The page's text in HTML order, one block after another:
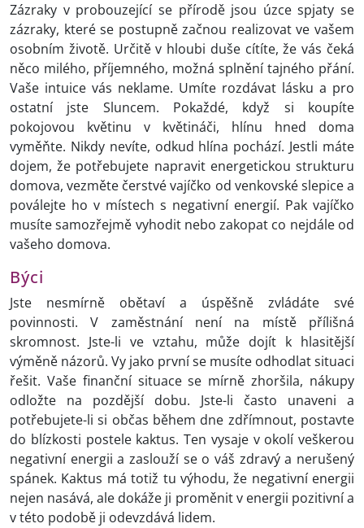
Zázraky v probouzející se přírodě jsou úzce spjaty se
zázraky, které se postupně začnou realizovat ve vašem
osobním životě. Určitě v hloubi duše cítíte, že vás čeká
něco milého, příjemného, možná splnění tajného přání.
Vaše intuice vás neklame. Umíte rozdávat lásku a pro
ostatní jste Sluncem. Pokaždé, když si koupíte
pokojovou květinu v květináči, hlínu hned doma
vyměňte. Nikdy nevíte, odkud hlína pochází. Jestli máte
dojem, že potřebujete napravit energetickou strukturu
domova, vezměte čerstvé vajíčko od venkovské slepice a
poválejte ho v místech s negativní energií. Pak vajíčko
musíte samozřejmě vyhodit nebo zakopat co nejdále od
vašeho domova.
Býci
Jste nesmírně obětaví a úspěšně zvládáte své
povinnosti. V zaměstnání není na místě přílišná
skromnost. Jste-li ve vztahu, může dojít k hlasitější
výměně názorů. Vy jako první se musíte odhodlat situaci
řešit. Vaše finanční situace se mírně zhoršila, nákupy
odložte na pozdější dobu. Jste-li často unaveni a
potřebujete-li si občas během dne zdřímnout, postavte
do blízkosti postele kaktus. Ten vysaje v okolí veškerou
negativní energii a zaslouží se o váš zdravý a nerušený
spánek. Kaktus má totiž tu výhodu, že negativní energii
nejen nasává, ale dokáže ji proměnit v energii pozitivní a
v této podobě ji odevzdává lidem.